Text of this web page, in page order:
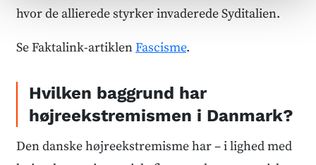
hvor de allierede styrker invaderede Syditalien.
Se Faktalink-artiklenFascisme.
Hvilken baggrund har
højreekstremismen i Danmark?
Den danske højreekstremisme har – i lighed med